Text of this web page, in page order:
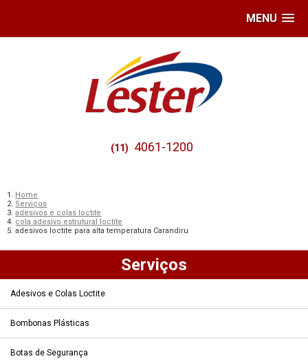
MENU
(11) 4061-1200
Home
Serviços
adesivos e colas loctite
cola adesivo estrutural loctite
adesivos loctite para alta temperatura Carandiru
Serviços
Adesivos e Colas Loctite
Bombonas Plásticas
Botas de Segurança